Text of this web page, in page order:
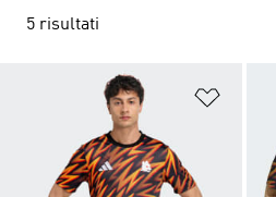
5 risultati